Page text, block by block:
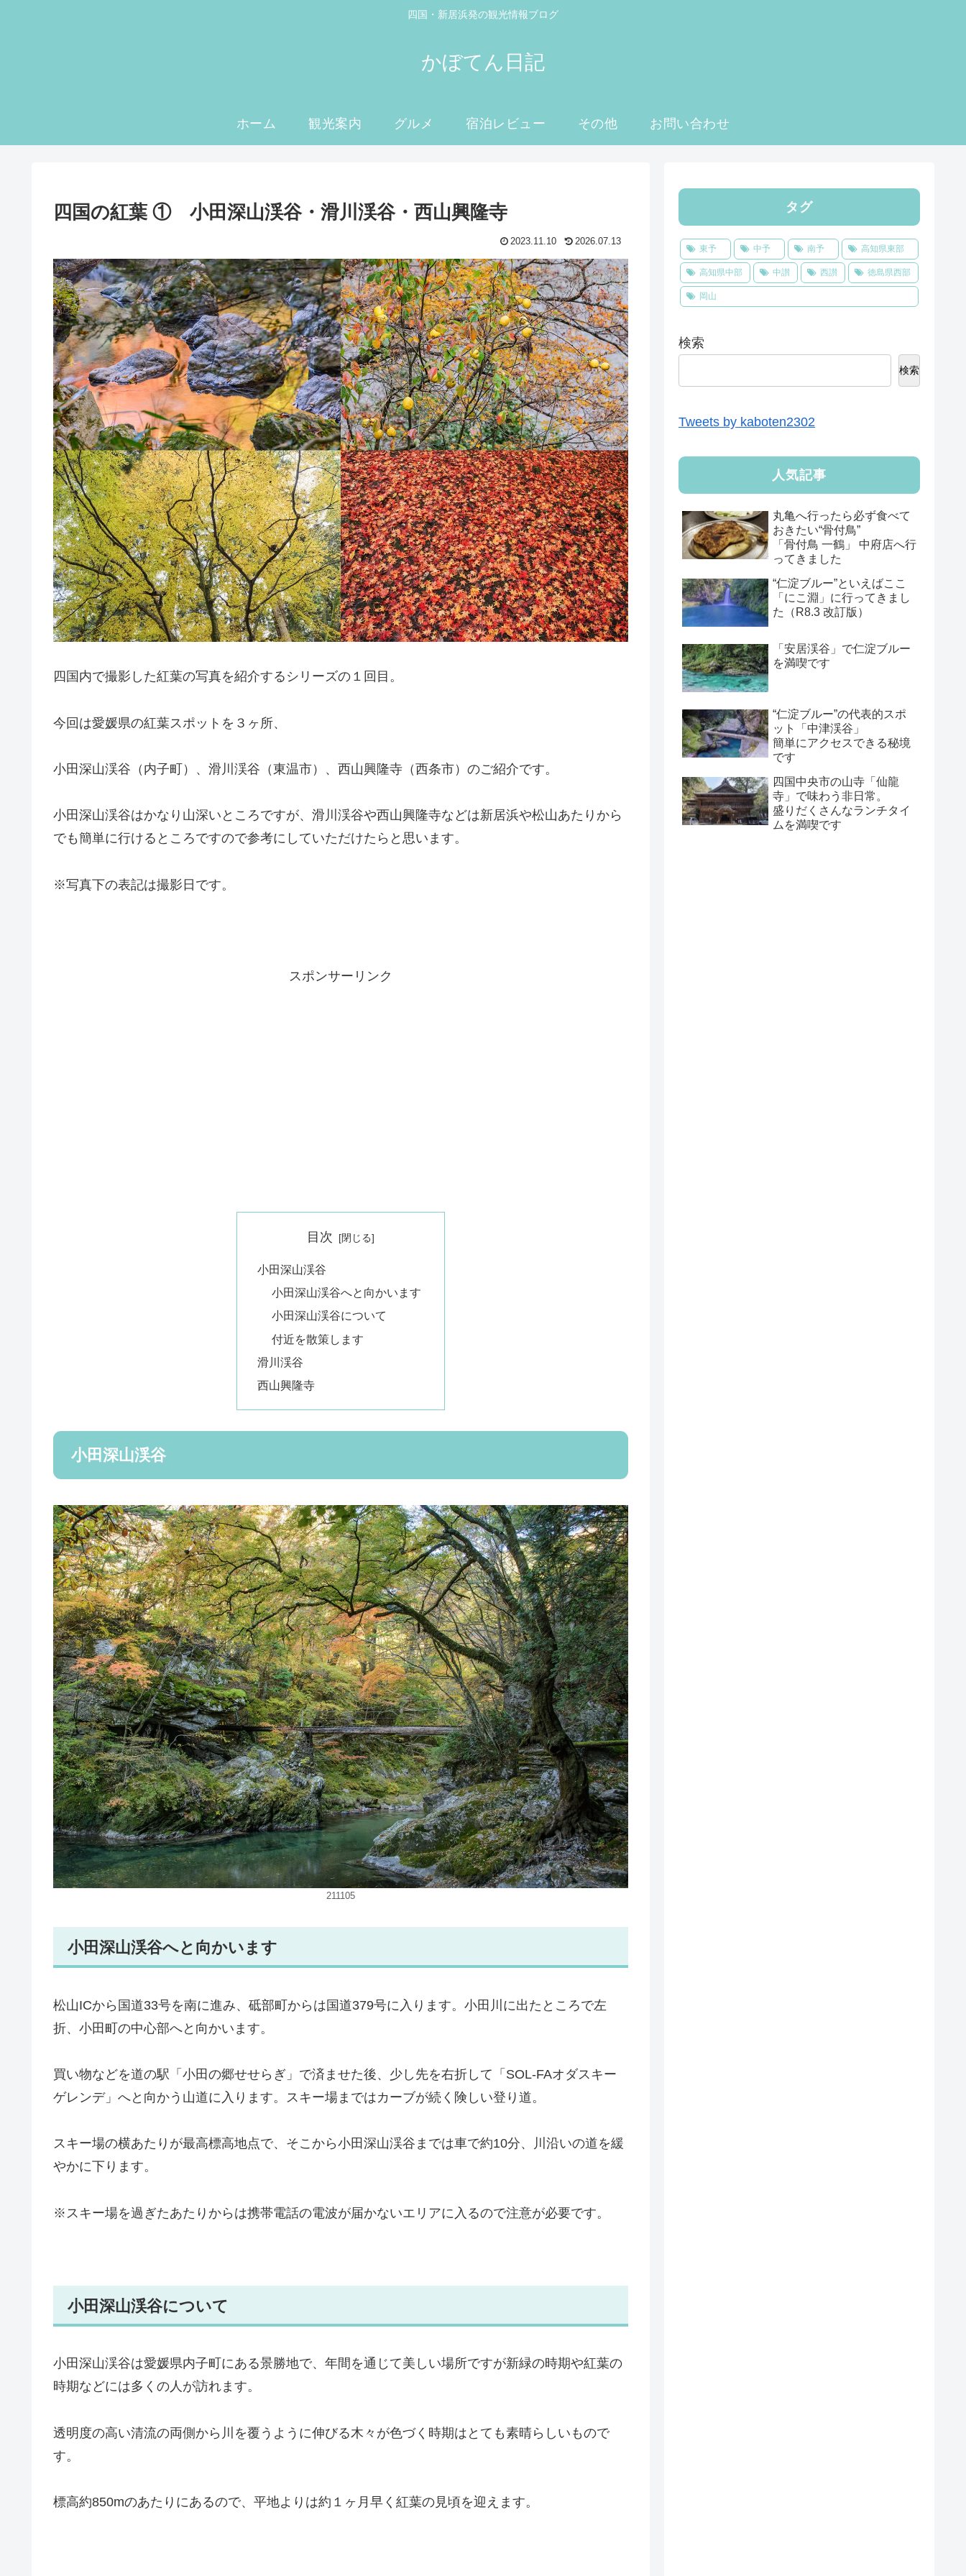
四国・新居浜発の観光情報ブログ
かぼてん日記
ホーム 観光案内 グルメ 宿泊レビュー その他 お問い合わせ
四国の紅葉 ① 小田深山渓谷・滑川渓谷・西山興隆寺
2023.11.10 2026.07.13
四国内で撮影した紅葉の写真を紹介するシリーズの１回目。
今回は愛媛県の紅葉スポットを３ヶ所、
小田深山渓谷（内子町）、滑川渓谷（東温市）、西山興隆寺（西条市）のご紹介です。
小田深山渓谷はかなり山深いところですが、滑川渓谷や西山興隆寺などは新居浜や松山あたりから
でも簡単に行けるところですので参考にしていただけたらと思います。
※写真下の表記は撮影日です。
スポンサーリンク
目次
小田深山渓谷
小田深山渓谷へと向かいます
小田深山渓谷について
付近を散策します
滑川渓谷
西山興隆寺
小田深山渓谷
211105
小田深山渓谷へと向かいます
松山ICから国道33号を南に進み、砥部町からは国道379号に入ります。小田川に出たところで左
折、小田町の中心部へと向かいます。
買い物などを道の駅「小田の郷せせらぎ」で済ませた後、少し先を右折して「SOL-FAオダスキー
ゲレンデ」へと向かう山道に入ります。スキー場まではカーブが続く険しい登り道。
スキー場の横あたりが最高標高地点で、そこから小田深山渓谷までは車で約10分、川沿いの道を緩
やかに下ります。
※スキー場を過ぎたあたりからは携帯電話の電波が届かないエリアに入るので注意が必要です。
小田深山渓谷について
小田深山渓谷は愛媛県内子町にある景勝地で、年間を通じて美しい場所ですが新緑の時期や紅葉の
時期などには多くの人が訪れます。
透明度の高い清流の両側から川を覆うように伸びる木々が色づく時期はとても素晴らしいもので
す。
標高約850mのあたりにあるので、平地よりは約１ヶ月早く紅葉の見頃を迎えます。
タグ
東予 中予 南予 高知県東部
高知県中部 中讃 西讃 徳島県西部
岡山
検索
検索
Tweets by kaboten2302
人気記事
丸亀へ行ったら必ず食べて
おきたい“骨付鳥”
「骨付鳥 一鶴」 中府店へ行
ってきました
“仁淀ブルー”といえばここ
「にこ淵」に行ってきまし
た（R8.3 改訂版）
「安居渓谷」で仁淀ブルー
を満喫です
“仁淀ブルー”の代表的スポ
ット「中津渓谷」
簡単にアクセスできる秘境
です
四国中央市の山寺「仙龍
寺」で味わう非日常。
盛りだくさんなランチタイ
ムを満喫です